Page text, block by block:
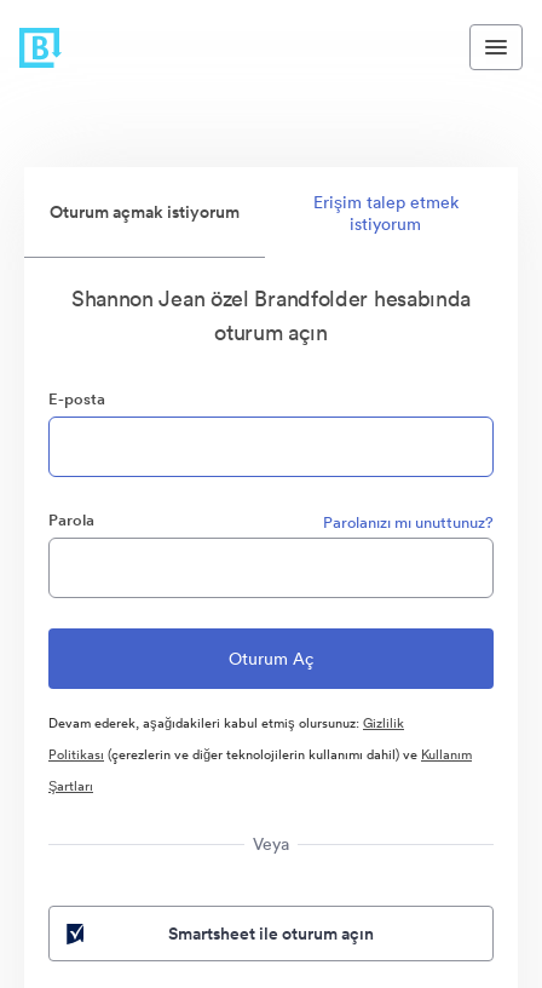
Oturum açmak istiyorum
Erişim talep etmek
istiyorum
Shannon Jean özel Brandfolder hesabında
oturum açın
E-posta
Parola Parolanızı mı unuttunuz?
Devam ederek, aşağıdakileri kabul etmiş olursunuz:Gizlilik
Politikası (çerezlerin ve diğer teknolojilerin kullanımı dahil) ve Kullanım
Şartları
Veya
Smartsheet ile oturum açın